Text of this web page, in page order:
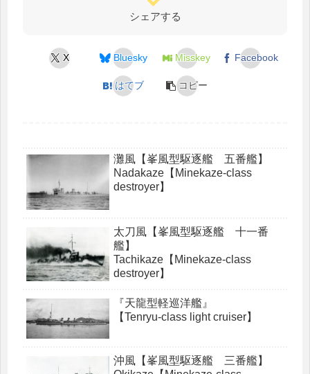
シェアする
X Bluesky Misskey Facebook
はてブ コピー
灘風【峯風型駆逐艦 五番艦】
Nadakaze【Minekaze-class
destroyer】
太刀風【峯風型駆逐艦 十一番
艦】
Tachikaze【Minekaze-class
destroyer】
『天龍型軽巡洋艦』
【Tenryu-class light cruiser】
沖風【峯風型駆逐艦 三番艦】